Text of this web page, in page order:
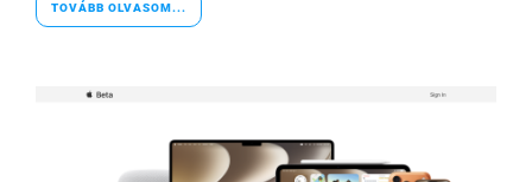
TOVÁBB OLVASOM...